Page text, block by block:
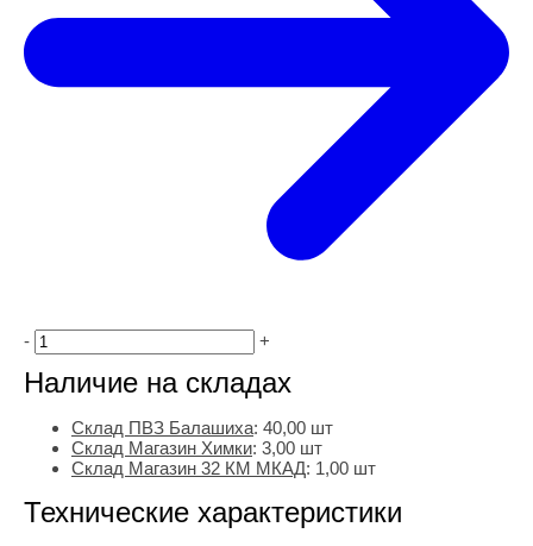
- +
Наличие на складах
Склад ПВЗ Балашиха: 40,00 шт
Склад Магазин Химки: 3,00 шт
Склад Магазин 32 КМ МКАД: 1,00 шт
Технические характеристики